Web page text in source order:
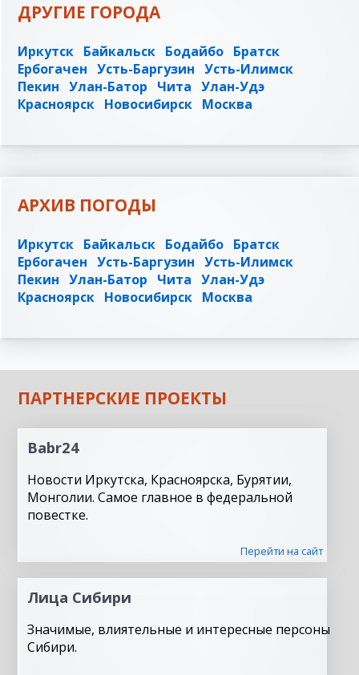
ДРУГИЕ ГОРОДА
Иркутск Байкальск Бодайбо Братск
Ербогачен Усть-Баргузин Усть-Илимск
Пекин Улан-Батор Чита Улан-Удэ
Красноярск Новосибирск Москва
АРХИВ ПОГОДЫ
Иркутск Байкальск Бодайбо Братск
Ербогачен Усть-Баргузин Усть-Илимск
Пекин Улан-Батор Чита Улан-Удэ
Красноярск Новосибирск Москва
ПАРТНЕРСКИЕ ПРОЕКТЫ
Babr24
Новости Иркутска, Красноярска, Бурятии,
Монголии. Самое главное в федеральной
повестке.
Перейти на сайт
Лица Сибири
Значимые, влиятельные и интересные персоны
Сибири.